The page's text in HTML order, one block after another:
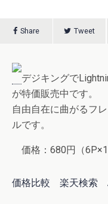
Share Tweet
デジキングで
が特価販売中です。
自由自在に曲がるフ
ルです。
価格：680円（
価格比較 楽天検索